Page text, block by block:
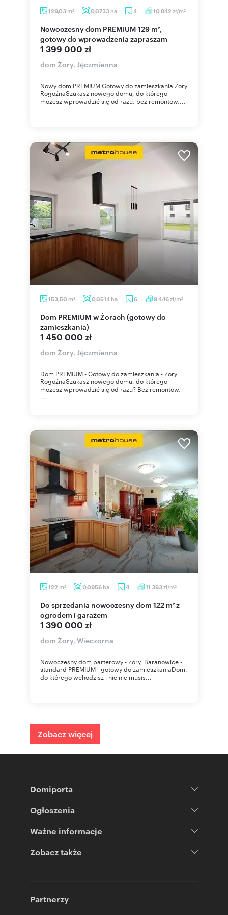
129,03 m2 0,0733 ha 4 10 842 zł/m2
Nowoczesny dom PREMIUM 129 m²,
gotowy do wprowadzenia zapraszam
1 399 000 zł
dom Żory, Jęczmienna
Nowy dom PREMIUM Gotowy do zamieszkania Żory
RogoźnaSzukasz nowego domu, do którego
możesz wprowadzić się od razu, bez remontów,...
153,50 m2 0,0514 ha 6 9 446zł/m2
Dom PREMIUM w Żorach (gotowy do
zamieszkania)
1 450 000 zł
dom Żory, Jęczmienna
Dom PREMIUM - Gotowy do zamieszkania - Żory
RogoźnaSzukasz nowego domu, do którego
możesz wprowadzić się od razu? Bez remontów,
...
122 m2 0,0956 ha 4 11 393zł/m2
Do sprzedania nowoczesny dom 122 m² z
ogrodem i garażem
1 390 000 zł
dom Żory, Wieczorna
Nowoczesny dom parterowy - Żory, Baranowice -
standard PREMIUM - gotowy do zamieszkaniaDom,
do którego wchodzisz i nic nie musis...
Zobacz więcej
Domiporta
Ogłoszenia
Ważne informacje
Zobacz także
Partnerzy